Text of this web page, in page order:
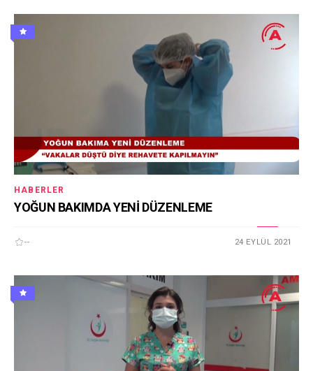
HABERLER
YOĞUN BAKIMDA YENİ DÜZENLEME
-- 24 EYLÜL 2021